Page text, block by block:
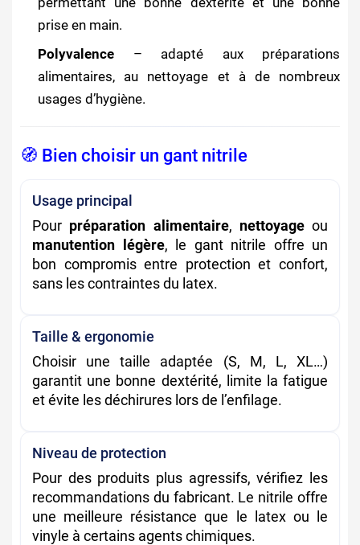
prise en main.
Polyvalence – adapté aux préparations
alimentaires, au nettoyage et à de nombreux
usages d’hygiène.
🧭 Bien choisir un gant nitrile
Usage principal
Pour préparation alimentaire, nettoyageou
manutention légère, le gant nitrile offre un
bon compromis entre protection et confort,
sans les contraintes du latex.
Taille & ergonomie
Choisir une taille adaptée (S, M, L, XL…)
garantit une bonne dextérité, limite la fatigue
et évite les déchirures lors de l’enfilage.
Niveau de protection
Pour des produits plus agressifs, vérifiez les
recommandations du fabricant. Le nitrile offre
une meilleure résistance que le latex ou le
vinyle à certains agents chimiques.